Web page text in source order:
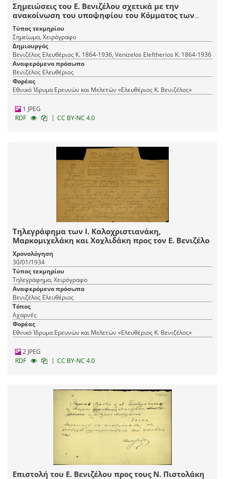
Σημειώσεις του Ε. Βενιζέλου σχετικά με την
ανακοίνωση του υποψηφίου του Κόμματος των
Φιλελευθέρων στις δημαρχιακές εκλογές.
Τύπος τεκμηρίου
Σημείωμα, Χειρόγραφο
Δημιουργός
Βενιζέλος Ελευθέριος Κ. 1864-1936, Venizelos Eleftherios K. 1864-1936
Αναφερόμενο πρόσωπο
Βενιζέλος Ελευθέριος
Φορέας
Εθνικό Ίδρυμα Ερευνών και Μελετών «Ελευθέριος Κ. Βενιζέλος»
1 JPEG
RDF
| CC BY-NC 4.0
Τηλεγράφημα των Ι. Καλοχριστιανάκη,
Μαρκομιχελάκη και Χοχλιδάκη προς τον Ε. Βενιζέλο
Χρονολόγηση
30/01/1934
Τύπος τεκμηρίου
Τηλεγράφημα, Χειρόγραφο
Αναφερόμενο πρόσωπο
Βενιζέλος Ελευθέριος
Τόπος
Αχαρνές
Φορέας
Εθνικό Ίδρυμα Ερευνών και Μελετών «Ελευθέριος Κ. Βενιζέλος»
2 JPEG
RDF
| CC BY-NC 4.0
Επιστολή του Ε. Βενιζέλου προς τους Ν. Πιστολάκη